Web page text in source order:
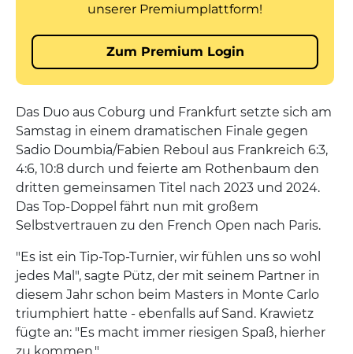
Das Duo aus Coburg und Frankfurt setzte sich am
Samstag in einem dramatischen Finale gegen
Sadio Doumbia/Fabien Reboul aus Frankreich 6:3,
4:6, 10:8 durch und feierte am Rothenbaum den
dritten gemeinsamen Titel nach 2023 und 2024.
Das Top-Doppel fährt nun mit großem
Selbstvertrauen zu den French Open nach Paris.
"Es ist ein Tip-Top-Turnier, wir fühlen uns so wohl
jedes Mal", sagte Pütz, der mit seinem Partner in
diesem Jahr schon beim Masters in Monte Carlo
triumphiert hatte - ebenfalls auf Sand. Krawietz
fügte an: "Es macht immer riesigen Spaß, hierher
zu kommen."